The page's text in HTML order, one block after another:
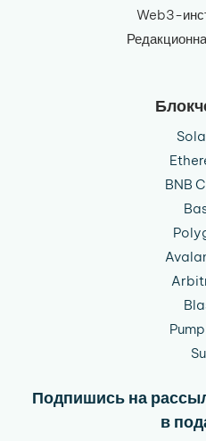
Web3-
BNB
Подпишись на
в